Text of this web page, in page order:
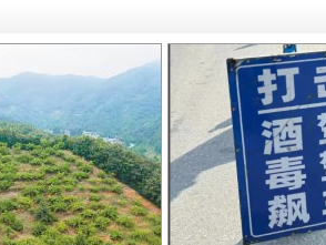
振兴 酒驾未被